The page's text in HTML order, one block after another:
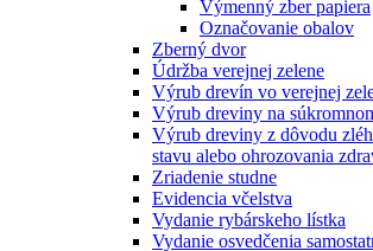
Výmenný zber papiera
Označovanie obalov
Zberný dvor
Údržba verejnej zelene
Výrub drevín vo verejnej
Výrub dreviny na
Výrub dreviny z dôvodu
stavu alebo ohrozovania
Zriadenie studne
Evidencia včelstva
Vydanie rybárskeho lístka
Vydanie osvedčenia